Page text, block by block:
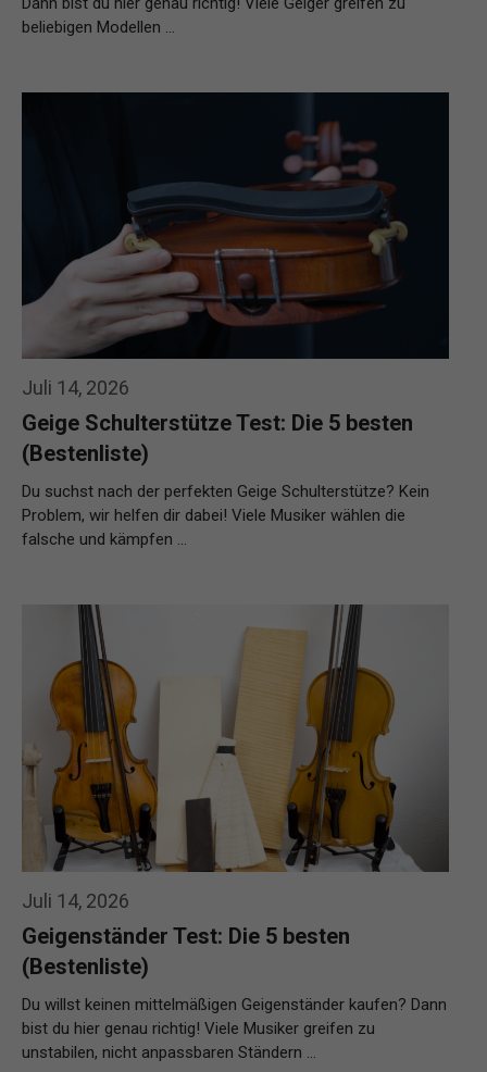
beliebigen Modellen …
Juli 14, 2026
Geige Schulterstütze Test: Die 5 besten
(Bestenliste)
Du suchst nach der perfekten Geige Schulterstütze? Kein
Problem, wir helfen dir dabei! Viele Musiker wählen die
falsche und kämpfen …
Juli 14, 2026
Geigenständer Test: Die 5 besten
(Bestenliste)
Du willst keinen mittelmäßigen Geigenständer kaufen? Dann
bist du hier genau richtig! Viele Musiker greifen zu
unstabilen, nicht anpassbaren Ständern …